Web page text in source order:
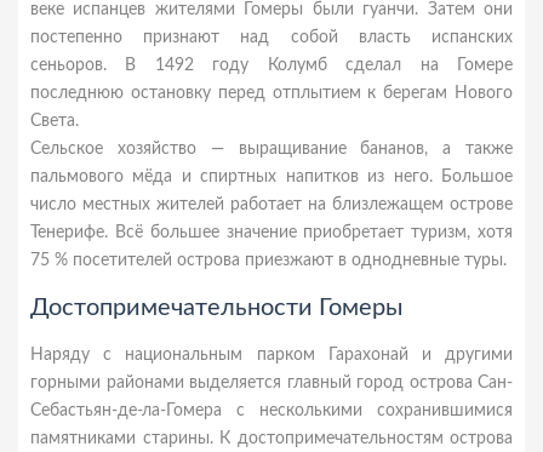
веке испанцев жителями Гомеры были гуанчи. Затем они
постепенно признают над собой власть испанских
сеньоров. В 1492 году Колумб сделал на Гомере
последнюю остановку перед отплытием к берегам Нового
Света.
Сельское хозяйство — выращивание бананов, а также
пальмового мёда и спиртных напитков из него. Большое
число местных жителей работает на близлежащем острове
Тенерифе. Всё большее значение приобретает туризм, хотя
75 % посетителей острова приезжают в однодневные туры.
Достопримечательности Гомеры
Наряду с национальным парком Гарахонай и другими
горными районами выделяется главный город острова Сан-
Себастьян-де-ла-Гомера с несколькими сохранившимися
памятниками старины. К достопримечательностям острова